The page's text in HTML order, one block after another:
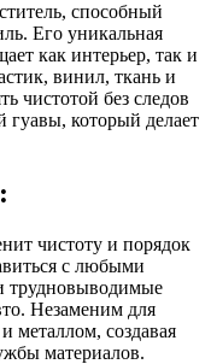
способный
Его уникальная
как интерьер, так и
винил, ткань и
чистотой без следов
гуавы, который делает
чистоту и порядок
с любыми
трудновыводимые
Незаменим для
металлом, создавая
материалов.